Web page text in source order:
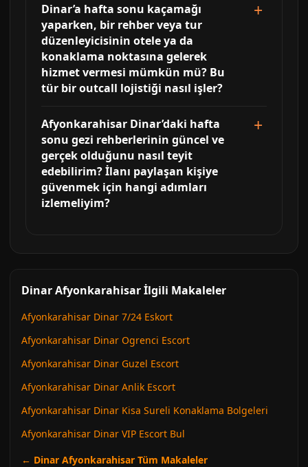
Dinar’a hafta sonu kaçamağı
yaparken, bir rehber veya tur
düzenleyicisinin otele ya da
konaklama noktasına gelerek
hizmet vermesi mümkün mü? Bu
tür bir outcall lojistiği nasıl işler?
Afyonkarahisar Dinar’daki hafta
sonu gezi rehberlerinin güncel ve
gerçek olduğunu nasıl teyit
edebilirim? İlanı paylaşan kişiye
güvenmek için hangi adımları
izlemeliyim?
Dinar Afyonkarahisar İlgili Makaleler
Afyonkarahisar Dinar 7/24 Eskort
Afyonkarahisar Dinar Ogrenci Escort
Afyonkarahisar Dinar Guzel Escort
Afyonkarahisar Dinar Anlik Escort
Afyonkarahisar Dinar Kisa Sureli Konaklama Bolgeleri
Afyonkarahisar Dinar VIP Escort Bul
← Dinar Afyonkarahisar Tüm Makaleler